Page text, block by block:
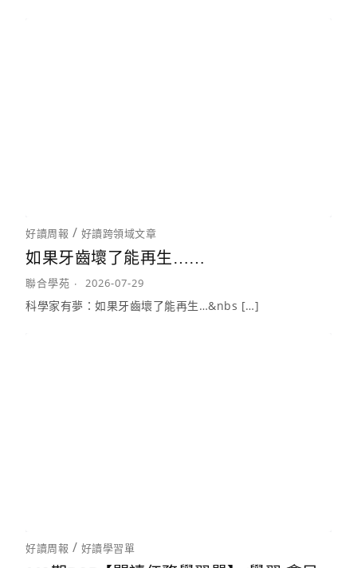
好讀周報 / 好讀跨領域文章
如果牙齒壞了能再生……
聯合學苑 2026-07-29
科學家有夢：如果牙齒壞了能再生…&nbs […]
好讀周報 / 好讀學習單